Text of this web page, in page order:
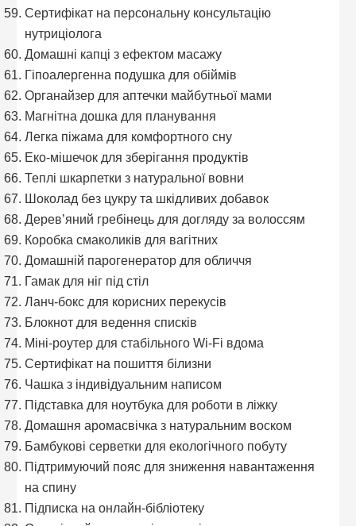
Сертифікат на персональну консультацію
нутриціолога
Домашні капці з ефектом масажу
Гіпоалергенна подушка для обіймів
Органайзер для аптечки майбутньої мами
Магнітна дошка для планування
Легка піжама для комфортного сну
Еко-мішечок для зберігання продуктів
Теплі шкарпетки з натуральної вовни
Шоколад без цукру та шкідливих добавок
Дерев’яний гребінець для догляду за волоссям
Коробка смаколиків для вагітних
Домашній парогенератор для обличчя
Гамак для ніг під стіл
Ланч-бокс для корисних перекусів
Блокнот для ведення списків
Міні-роутер для стабільного Wi-Fi вдома
Сертифікат на пошиття білизни
Чашка з індивідуальним написом
Підставка для ноутбука для роботи в ліжку
Домашня аромасвічка з натуральним воском
Бамбукові серветки для екологічного побуту
Підтримуючий пояс для зниження навантаження
на спину
Підписка на онлайн-бібліотеку